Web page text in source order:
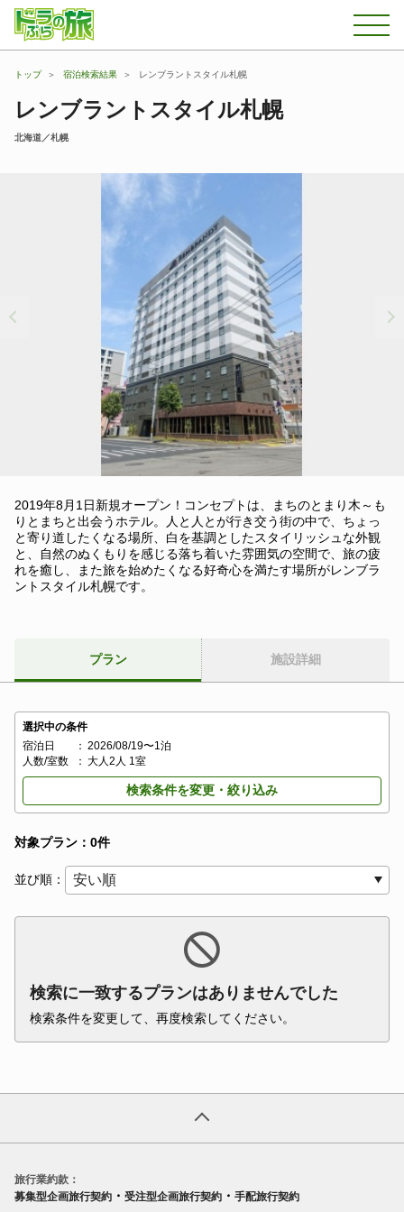
トップ 宿泊検索結果 レンブラントスタイル札幌
レンブラントスタイル札幌
北海道／札幌
2019年8月1日新規オープン！コンセプトは、まちのとまり木～も
りとまちと出会うホテル。人と人とが行き交う街の中で、ちょっ
と寄り道したくなる場所、白を基調としたスタイリッシュな外観
と、自然のぬくもりを感じる落ち着いた雰囲気の空間で、旅の疲
れを癒し、また旅を始めたくなる好奇心を満たす場所がレンブラ
ントスタイル札幌です。
プラン 施設詳細
選択中の条件
宿泊日
： 2026/08/19〜1泊
人数/室数
： 大人2人 1室
検索条件を変更・絞り込み
対象プラン：0件
並び順：
検索に一致するプランはありませんでした
検索条件を変更して、再度検索してください。
旅行業約款：
募集型企画旅行契約 ・ 受注型企画旅行契約 ・ 手配旅行契約